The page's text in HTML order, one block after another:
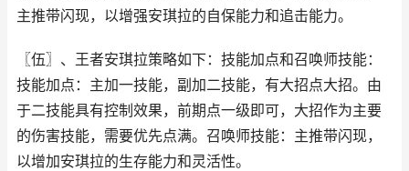
主推带闪现，以增强安琪拉的自保能力和追击能力。
〖伍〗、王者安琪拉策略如下：技能加点和召唤师技能：
技能加点：主加一技能，副加二技能，有大招点大招。由
于二技能具有控制效果，前期点一级即可，大招作为主要
的伤害技能，需要优先点满。召唤师技能：主推带闪现，
以增加安琪拉的生存能力和灵活性。